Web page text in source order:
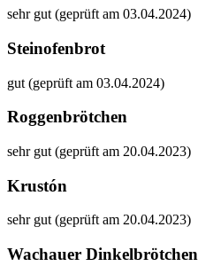
sehr gut (geprüft am 03.04.2024)
Steinofenbrot
gut (geprüft am 03.04.2024)
Roggenbrötchen
sehr gut (geprüft am 20.04.2023)
Krustón
sehr gut (geprüft am 20.04.2023)
Wachauer Dinkelbrötchen